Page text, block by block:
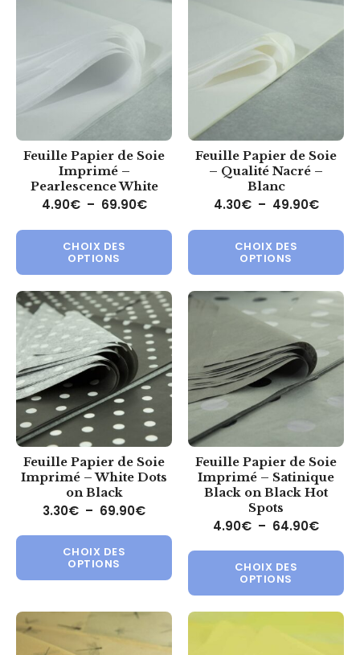
Feuille Papier de Soie
Imprimé –
Pearlescence White
4.90€ – 69.90€Plage de prix : 4.90€ à 69.90€
CHOIX DES
OPTIONS
Ce produit a plusieurs
Feuille Papier de Soie
– Qualité Nacré –
Blanc
4.30€ – 49.90€Plage
CHOIX DES
OPTIONS
Feuille Papier de Soie
Imprimé – White Dots
on Black
3.30€ – 69.90€Plage de prix : 3.30€ à 69.90€
CHOIX DES
OPTIONS
Ce produit a plusieurs
Feuille Papier de Soie
Imprimé – Satinique
Black on Black Hot
Spots
4.90€ – 64.90€Plage
CHOIX DES
OPTIONS